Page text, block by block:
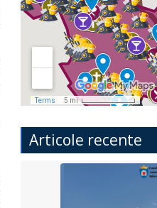
Articole recente